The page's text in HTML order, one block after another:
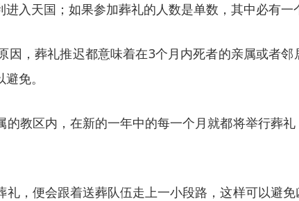
入天国；如果参加葬礼的人数是单数，其中必有一
，葬礼推迟都意味着在3个月内死者的亲属或者
免。
教区内，在新的一年中的每一个月就都将举行葬
，便会跟着送葬队伍走上一小段路，这样可以避